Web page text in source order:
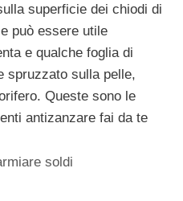
superficie dei chiodi di
può essere utile
e qualche foglia di
spruzzato sulla pelle,
Queste sono le
antizanzare fai da te
soldi